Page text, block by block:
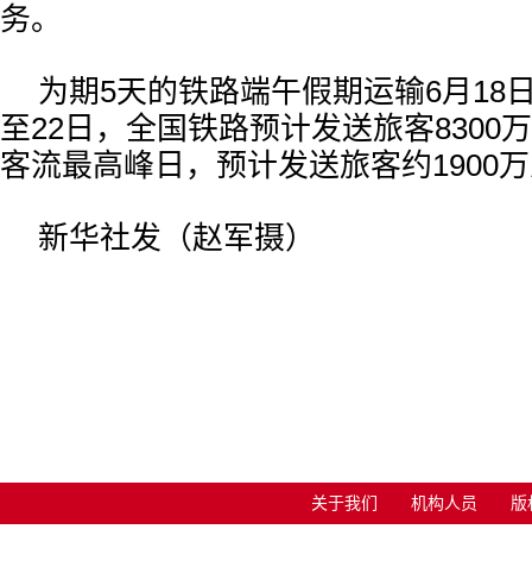
务。
为期5天的铁路端午假期运输6月18
至22日，全国铁路预计发送旅客8300
客流最高峰日，预计发送旅客约1900
新华社发（赵军摄）
关于我们 机构人员 版